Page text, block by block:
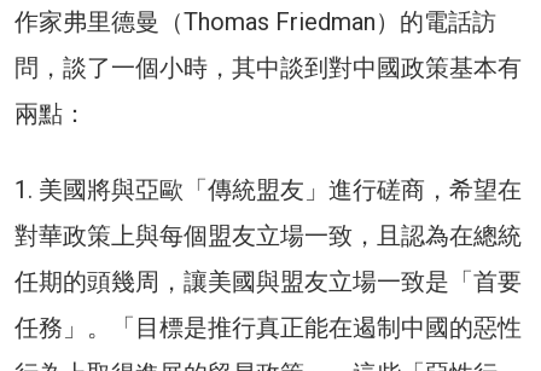
作家弗里德曼（Thomas Friedman）的電話訪
問，談了一個小時，其中談到對中國政策基本有
兩點：
1. 美國將與亞歐「傳統盟友」進行磋商，希望在
對華政策上與每個盟友立場一致，且認為在總統
任期的頭幾周，讓美國與盟友立場一致是「首要
任務」。「目標是推行真正能在遏制中國的惡性